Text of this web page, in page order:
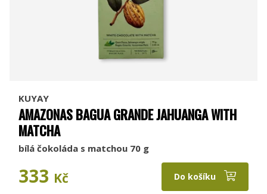
KUYAY
AMAZONAS BAGUA GRANDE JAHUANGA WITH
MATCHA
bílá čokoláda s matchou 70 g
333 Kč Do košíku